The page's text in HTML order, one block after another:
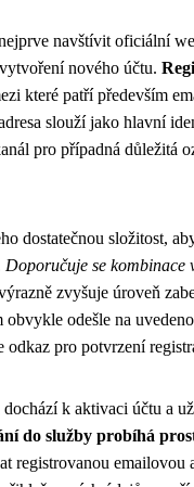
navštívit oficiální
nového účtu.
které patří především
slouží jako hlavní
pro případná důležitá
dostatečnou složitost,
Doporučuje se kombinace
zvyšuje úroveň
odešle na
odkaz pro potvrzení
k aktivaci účtu a
do služby probíhá
registrovanou emailovou